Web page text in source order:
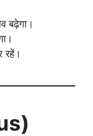
बढ़ेगा।
रहें।